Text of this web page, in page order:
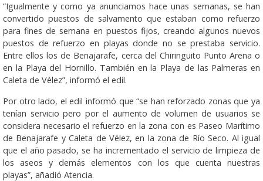
“Igualmente y como ya anunciamos hace unas semanas, se han
convertido puestos de salvamento que estaban como refuerzo
para fines de semana en puestos fijos, creando algunos nuevos
puestos de refuerzo en playas donde no se prestaba servicio.
Entre ellos los de Benajarafe, cerca del Chiringuito Punto Arena o
en la Playa del Hornillo. También en la Playa de las Palmeras en
Caleta de Vélez”, informó el edil.
Por otro lado, el edil informó que “se han reforzado zonas que ya
tenían servicio pero por el aumento de volumen de usuarios se
considera necesario el refuerzo en la zona con es Paseo Marítimo
de Benajarafe y Caleta de Vélez, en la zona de Río Seco. Al igual
que el año pasado, se ha incrementado el servicio de limpieza de
los aseos y demás elementos con los que cuenta nuestras
playas”, añadió Atencia.